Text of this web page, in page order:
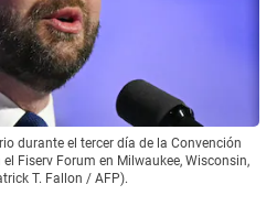
durante el tercer día de la Convención
Fiserv Forum en Milwaukee, Wisconsin,
T. Fallon / AFP).